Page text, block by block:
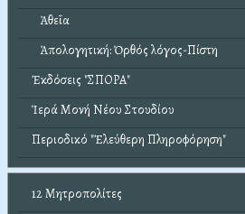
Ἀθεΐα
Ἀπολογητική: Ὀρθός λόγος-Πίστη
Ἐκδόσεις "ΣΠΟΡΑ"
Ἱερά Μονή Νέου Στουδίου
Περιοδικό "Ἐλεύθερη Πληροφόρηση"
12 Μητροπολίτες